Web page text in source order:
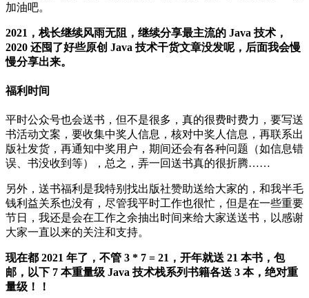
加油吧。
2021，栈长继续风雨无阻，继续分享最主流的 Java 技术，
2020 还囤了好些原创 Java 技术干货文章没发呢，后面我会慢
慢分享出来。
福利时间
平时公众号也会送书，但不是很多，真的很费时费力，要写送
书活动文案，要收集中奖人信息，核对中奖人信息，再联系出
版社发货，再通知中奖用户，期间还会有各种问题（如信息错
误、书没收到等），总之，弄一回送书真的很折腾……
另外，送书福利是我特别找出版社赞助送给大家的，和我半毛
钱利益关系也没有，尽管我平时工作也很忙，但是在一些重要
节日，我还是会在工作之余抽出时间来给大家送送书，以感谢
大家一直以来的关注和支持。
现在都 2021 年了，不管 3 * 7 = 21，开年就送 21 本书，包
邮，以下 7 本重量级 Java 技术栈系列书籍各送 3 本，绝对重
量级！！